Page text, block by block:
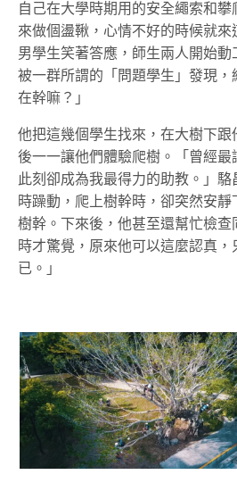
自己在大學時期用的安全繩索和攀
來做個盪鞦，心情不好的時候就來
男學生笑著答應，師生兩人開始動
被一群所謂的「問題學生」發現
在幹嘛？」
他把這幾個學生找來，在大樹下
後一一讓他們體驗爬樹。「 曾經最
此刻卻成為我最得力的助教 。」
時躁動，爬上樹幹時，卻突然安
樹幹。下來後，他甚至還幫忙檢查
時才驚覺，原來他可以這麼認真
已。」